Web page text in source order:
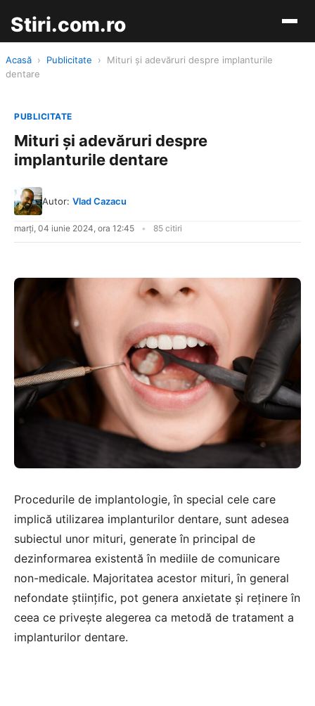
Stiri.com.ro
Acasă › Publicitate ›
Mituri și adevăruri despre implanturile
dentare
PUBLICITATE
Mituri și adevăruri despre
implanturile dentare
Autor: Vlad Cazacu
marți, 04 iunie 2024, ora 12:45 85 citiri
Procedurile de implantologie, în special cele care
implică utilizarea implanturilor dentare, sunt adesea
subiectul unor mituri, generate în principal de
dezinformarea existentă în mediile de comunicare
non-medicale. Majoritatea acestor mituri, în general
nefondate științific, pot genera anxietate și reținere în
ceea ce privește alegerea ca metodă de tratament a
implanturilor dentare.